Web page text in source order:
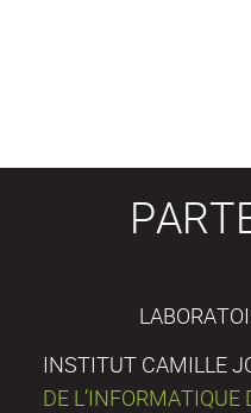
INSTITUT CAMILLE
DE